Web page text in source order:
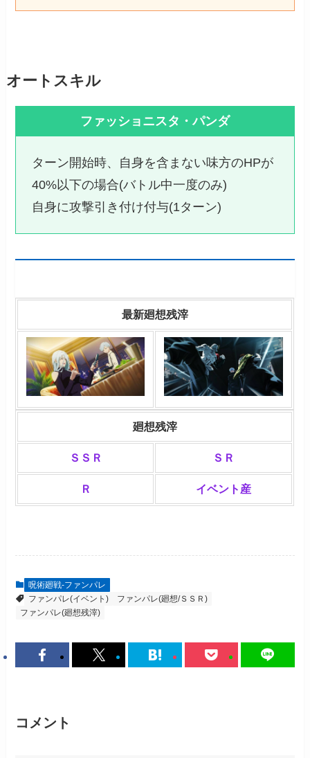
オートスキル
ファッショニスタ・パンダ
ターン開始時、自身を含まない味方のHPが
40%以下の場合(バトル中一度のみ)
自身に攻撃引き付け付与(1ターン)
最新廻想残滓
廻想残滓
ＳＳＲ ＳＲ
Ｒ イベント産
呪術廻戦-ファンパレ
ファンパレ(イベント)
ファンパレ(廻想/ＳＳＲ)
ファンパレ(廻想残滓)
コメント